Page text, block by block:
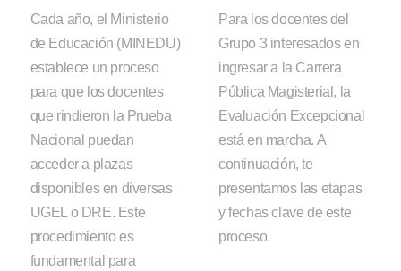
Cada año, el Ministerio
de Educación (MINEDU)
establece un proceso
para que los docentes
que rindieron la Prueba
Nacional puedan
acceder a plazas
disponibles en diversas
UGEL o DRE. Este
procedimiento es
fundamental para
Para los docentes del
Grupo 3 interesados en
ingresar a la Carrera
Pública Magisterial, la
Evaluación Excepcional
está en marcha. A
continuación, te
presentamos las etapas
y fechas clave de este
proceso.